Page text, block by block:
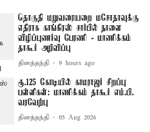
தொகுதி மறுவரையறை மசோதாவுக்கு
எதிராக காங்கிரஸ் சார்பில் நாளை
விழிப்புணர்வு பேரணி - மாணிக்கம்
தாகூர் அறிவிப்பு
தினத்தந்தி 9 hours ago
ரூ.125 கோடியில் காமராஜர் சிறப்பு
பள்ளிகள்: மாணிக்கம் தாகூர் எம்.பி.
வரவேற்பு
தினத்தந்தி 05 Aug 2026